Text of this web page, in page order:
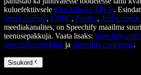
kuluefektiivsele tekst kõneks API-le.
Street Journal, CNBC, Forbes, TechCrunch
meediakanalites, on Speechify maailma
teenusepakkuja. Vaata lisaks:
speechify.com/blog ja speechify.com/press.
Sisukord